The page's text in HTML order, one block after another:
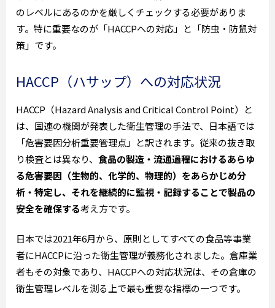
のレベルにあるのかを厳しくチェックする必要がありま
す。特に重要なのが「HACCPへの対応」と「防虫・防鼠対
策」です。
HACCP（ハサップ）への対応状況
HACCP（Hazard Analysis and Critical Control Point）と
は、国連の機関が発表した衛生管理の手法で、日本語では
「危害要因分析重要管理点」と訳されます。従来の抜き取
り検査とは異なり、 食品の製造・流通過程におけるあらゆ
る危害要因（生物的、化学的、物理的）をあらかじめ分
析・特定し、それを継続的に監視・記録することで製品の
安全を確保する考え方です。
日本では2021年6月から、原則としてすべての食品等事業
者にHACCPに沿った衛生管理が義務化されました。倉庫業
者もその対象であり、HACCPへの対応状況は、その倉庫の
衛生管理レベルを測る上で最も重要な指標の一つです。